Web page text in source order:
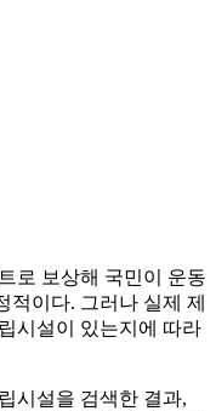
로 보상해 국민이 운동
적이다. 그러나 실제 제
시설이 있는지에 따라
시설을 검색한 결과,